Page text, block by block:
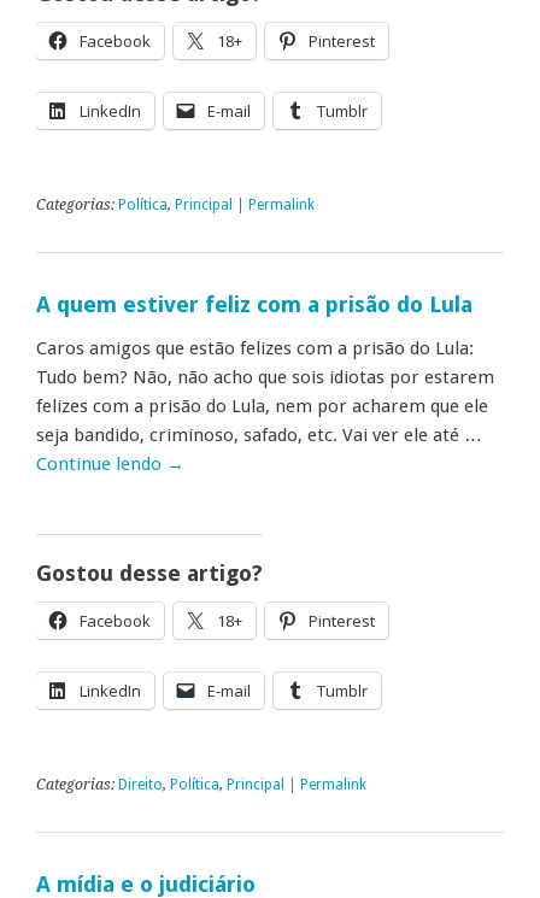
Facebook 18+ Pinterest
LinkedIn E-mail Tumblr
Categorias: Política, Principal Permalink
A quem estiver feliz com a prisão do Lula
Caros amigos que estão felizes com a prisão do Lula:
Tudo bem? Não, não acho que sois idiotas por estarem
felizes com a prisão do Lula, nem por acharem que ele
seja bandido, criminoso, safado, etc. Vai ver ele até …
Continue lendo →
Gostou desse artigo?
Facebook 18+ Pinterest
LinkedIn E-mail Tumblr
Categorias: Direito, Política, Principal Permalink
A mídia e o judiciário